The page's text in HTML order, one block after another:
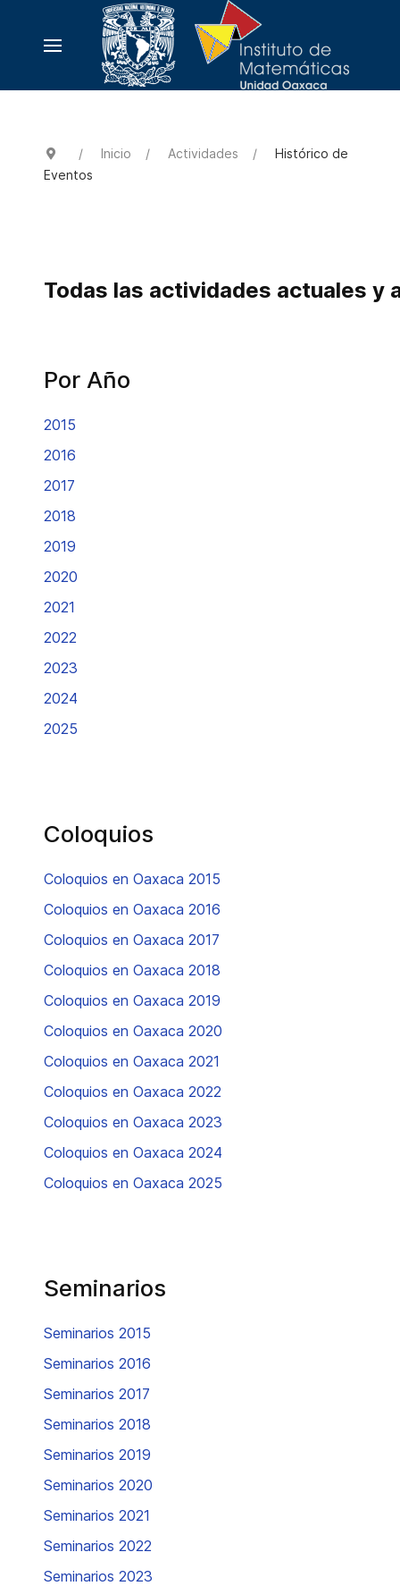
Inicio Actividades
Histórico de
Eventos
Todas las actividades actuales y
Por Año
2015
2016
2017
2018
2019
2020
2021
2022
2023
2024
2025
Coloquios
Coloquios en Oaxaca 2015
Coloquios en Oaxaca 2016
Coloquios en Oaxaca 2017
Coloquios en Oaxaca 2018
Coloquios en Oaxaca 2019
Coloquios en Oaxaca 2020
Coloquios en Oaxaca 2021
Coloquios en Oaxaca 2022
Coloquios en Oaxaca 2023
Coloquios en Oaxaca 2024
Coloquios en Oaxaca 2025
Seminarios
Seminarios 2015
Seminarios 2016
Seminarios 2017
Seminarios 2018
Seminarios 2019
Seminarios 2020
Seminarios 2021
Seminarios 2022
Seminarios 2023